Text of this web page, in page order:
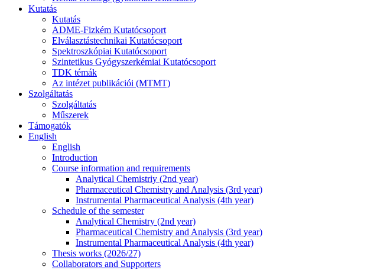
Kutatás
Kutatás
ADME-Fizkém Kutatócsoport
Elválasztástechnikai Kutatócsoport
Spektroszkópiai Kutatócsoport
Szintetikus Gyógyszerkémiai Kutatócsoport
TDK témák
Az intézet publikációi (MTMT)
Szolgáltatás
Szolgáltatás
Műszerek
Támogatók
English
English
Introduction
Course information and requirements
Analytical Chemistriy (2nd year)
Pharmaceutical Chemistry and Analysis (3rd year)
Instrumental Pharmaceutical Analysis (4th year)
Schedule of the semester
Analytical Chemistry (2nd year)
Pharmaceutical Chemistry and Analysis (3rd year)
Instrumental Pharmaceutical Analysis (4th year)
Thesis works (2026/27)
Collaborators and Supporters